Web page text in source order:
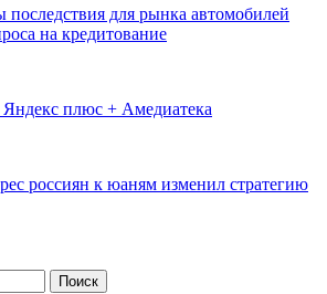
последствия для рынка автомобилей
на кредитование
плюс + Амедиатека
россиян к юаням изменил стратегию